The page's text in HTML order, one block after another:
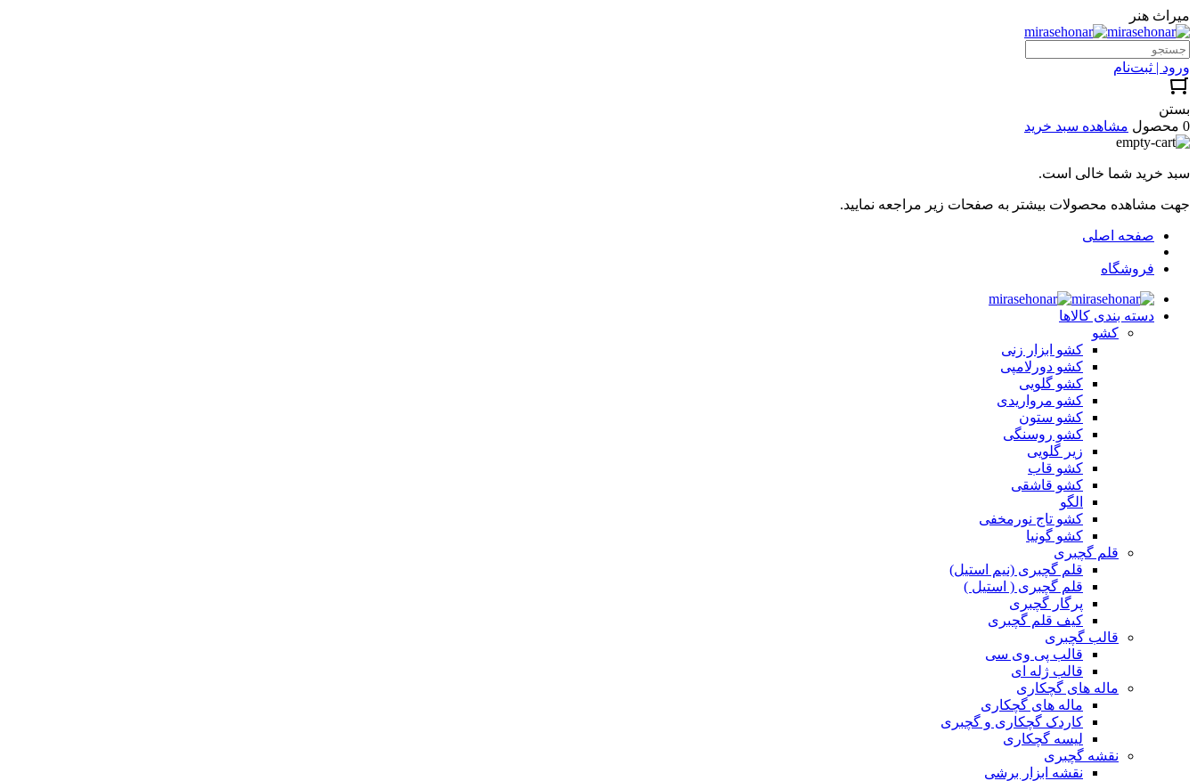
میراث هنر
ورود | ثبت‌نام
بستن
0 محصول
مشاهده سبد خرید
سبد خرید شما خالی است.
جهت مشاهده محصولات بیشتر به صفحات زیر مراجعه نمایید.
صفحه اصلی
فروشگاه
دسته بندی کالاها
کشو
کشو ابزار زنی
کشو دورلامپی
کشو گلویی
کشو مرواریدی
کشو ستون
کشو روسنگی
زیر گلویی
کشو قاب
کشو قاشقی
الگو
کشو تاج نورمخفی
کشو گونیا
قلم گچبری
قلم گچبری (نیم استیل)
قلم گچبری ( استیل )
پرگار گچبری
کیف قلم گچبری
قالب گچبری
قالب پی وی سی
قالب ژله ای
ماله های گچکاری
ماله های گچکاری
کاردک گچکاری و گچبری
لیسه گچکاری
نقشه گچبری
نقشه ابزار برشی